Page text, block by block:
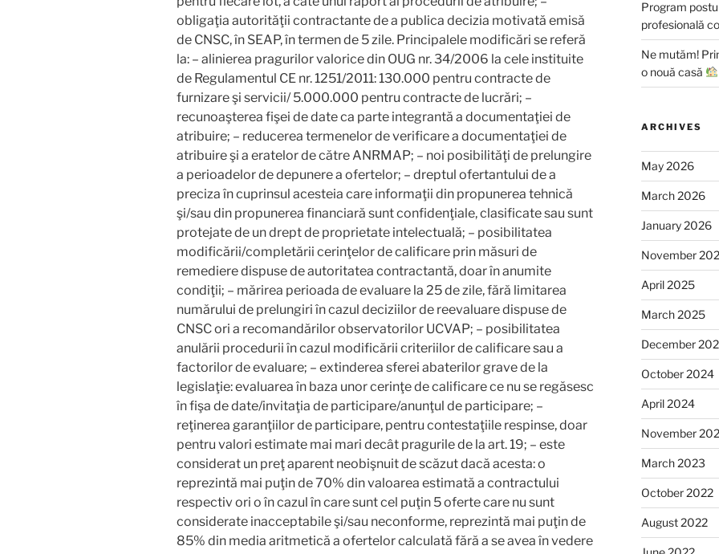
obligaţia autorităţii contractante de a publica decizia motivată emisă
de CNSC, în SEAP, în termen de 5 zile. Principalele modificări se referă
la: – alinierea pragurilor valorice din OUG nr. 34/2006 la cele instituite
de Regulamentul CE nr. 1251/2011: 130.000 pentru contracte de
furnizare şi servicii/ 5.000.000 pentru contracte de lucrări; –
recunoaşterea fişei de date ca parte integrantă a documentaţiei de
atribuire; – reducerea termenelor de verificare a documentaţiei de
atribuire şi a eratelor de către ANRMAP; – noi posibilităţi de prelungire
a perioadelor de depunere a ofertelor; – dreptul ofertantului de a
preciza în cuprinsul acesteia care informaţii din propunerea tehnică
şi/sau din propunerea financiară sunt confidenţiale, clasificate sau sunt
protejate de un drept de proprietate intelectuală; – posibilitatea
modificării/completării cerinţelor de calificare prin măsuri de
remediere dispuse de autoritatea contractantă, doar în anumite
condiţii; – mărirea perioada de evaluare la 25 de zile, fără limitarea
numărului de prelungiri în cazul deciziilor de reevaluare dispuse de
CNSC ori a recomandărilor observatorilor UCVAP; – posibilitatea
anulării procedurii în cazul modificării criteriilor de calificare sau a
factorilor de evaluare; – extinderea sferei abaterilor grave de la
legislaţie: evaluarea în baza unor cerinţe de calificare ce nu se regăsesc
în fişa de date/invitaţia de participare/anunţul de participare; –
reţinerea garanţiilor de participare, pentru contestaţiile respinse, doar
pentru valori estimate mai mari decât pragurile de la art. 19; – este
considerat un preţ aparent neobişnuit de scăzut dacă acesta: o
reprezintă mai puţin de 70% din valoarea estimată a contractului
respectiv ori o în cazul în care sunt cel puţin 5 oferte care nu sunt
considerate inacceptabile şi/sau neconforme, reprezintă mai puţin de
85% din media aritmetică a ofertelor calculată fără a se avea în vedere
Program
profesională
Ne mutăm!
o nouă casă
ARCHIVES
May 2026
March 2026
January 2026
November
April 2025
March 2025
December
October 2024
April 2024
November
March 2023
October 2022
August 2022